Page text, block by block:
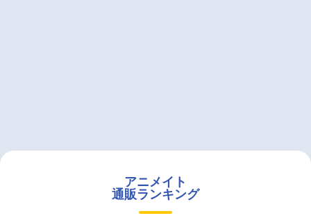
アニメイト
通販ランキング